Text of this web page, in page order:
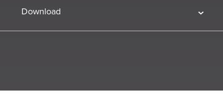
Download